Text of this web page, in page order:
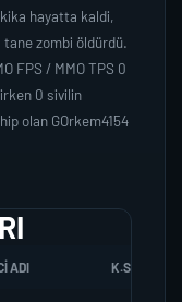
hayatta kaldi,
zombi öldürdü.
FPS / MMO TPS 0
0 sivilin
olan GOrkem4154
ADI K.SEREFI